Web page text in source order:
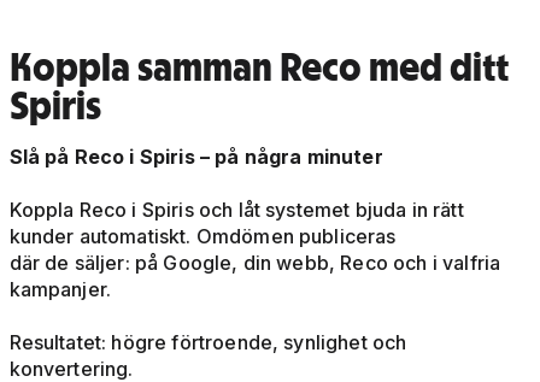
Koppla samman Reco med ditt
Spiris
Slå på Reco i Spiris – på några minuter
Koppla Reco i Spiris och låt systemet bjuda in rätt
kunder automatiskt. Omdömen publiceras
där de säljer: på Google, din webb, Reco och i valfria
kampanjer.
Resultatet: högre förtroende, synlighet och
konvertering.